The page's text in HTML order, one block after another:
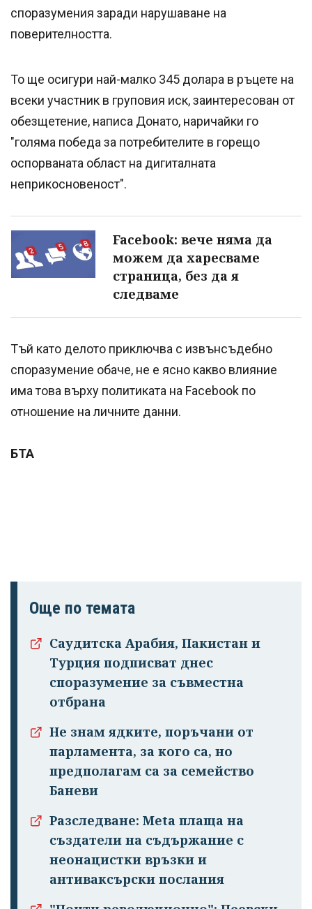
Успешно
излязохте от
споразумения заради нарушаване на
поверителността.
То ще осигури най-малко 345 долара в ръцете на
всеки участник в груповия иск, заинтересован от
обезщетение, написа Донато, наричайки го
"голяма победа за потребителите в горещо
оспорваната област на дигиталната
неприкосновеност".
Facebook: вече няма да
можем да харесваме
страница, без да я
следваме
Тъй като делото приключва с извънсъдебно
споразумение обаче, не е ясно какво влияние
има това върху политиката на Facebook по
отношение на личните данни.
БТА
Още по темата
Саудитска Арабия, Пакистан и
Турция подписват днес
споразумение за съвместна
отбрана
Не знам ядките, поръчани от
парламента, за кого са, но
предполагам са за семейство
Баневи
Разследване: Meta плаща на
създатели на съдържание с
неонацистки връзки и
антиваксърски послания